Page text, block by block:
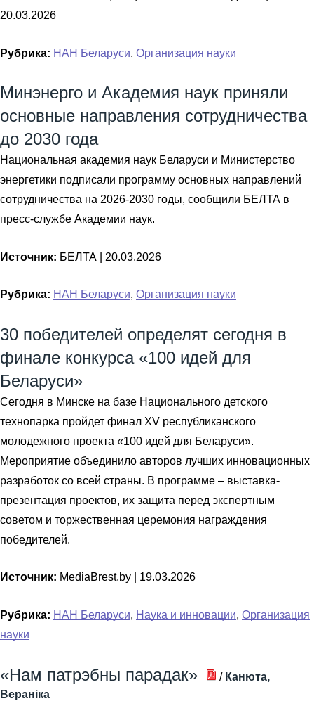
20.03.2026
Рубрика: НАН Беларуси, Организация науки
Минэнерго и Академия наук приняли
основные направления сотрудничества
до 2030 года
Национальная академия наук Беларуси и Министерство
энергетики подписали программу основных направлений
сотрудничества на 2026-2030 годы, сообщили БЕЛТА в
пресс-службе Академии наук.
Источник: БЕЛТА | 20.03.2026
Рубрика: НАН Беларуси, Организация науки
30 победителей определят сегодня в
финале конкурса «100 идей для
Беларуси»
Сегодня в Минске на базе Национального детского
технопарка пройдет финал XV республиканского
молодежного проекта «100 идей для Беларуси».
Мероприятие объединило авторов лучших инновационных
разработок со всей страны. В программе – выставка-
презентация проектов, их защита перед экспертным
советом и торжественная церемония награждения
победителей.
Источник: MediaBrest.by | 19.03.2026
Рубрика: НАН Беларуси, Наука и инновации, Организация
науки
«Нам патрэбны парадак» / Канюта,
Вераніка